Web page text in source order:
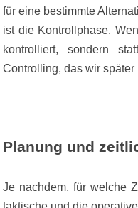
für eine bestimmte
ist die Kontrollphase.
kontrolliert, sondern
Controlling, das wir
Planung und
Je nachdem, für welche